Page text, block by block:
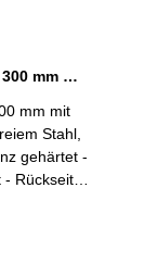
Taschen-Messschieber 0 - 300 mm mit Feststellschraube DIN 862
mm mit
Stahl,
gehärtet -
- Rückseite